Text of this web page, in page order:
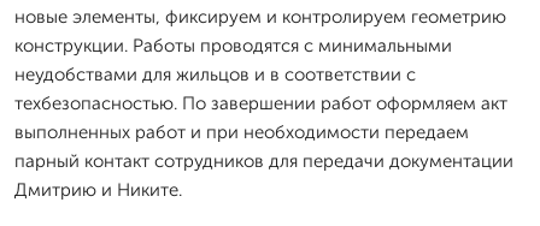
новые элементы, фиксируем и контролируем геометрию
конструкции. Работы проводятся с минимальными
неудобствами для жильцов и в соответствии с
техбезопасностью. По завершении работ оформляем акт
выполненных работ и при необходимости передаем
парный контакт сотрудников для передачи документации
Дмитрию и Никите.